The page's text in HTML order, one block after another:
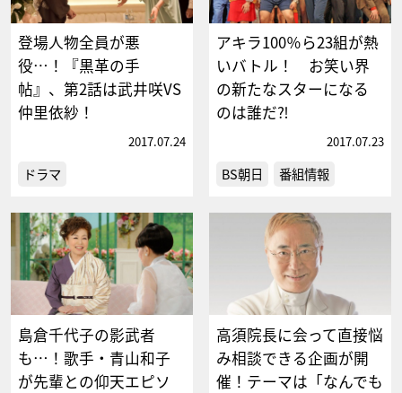
登場人物全員が悪
役…！『黒革の手
帖』、第2話は武井咲VS
仲里依紗！
2017.07.24
ドラマ
アキラ100％ら23組が熱
いバトル！ お笑い界
の新たなスターになる
のは誰だ⁈
2017.07.23
BS朝日 番組情報
島倉千代子の影武者
も…！歌手・青山和子
が先輩との仰天エピソ
高須院長に会って直接悩
み相談できる企画が開
催！テーマは「なんでも